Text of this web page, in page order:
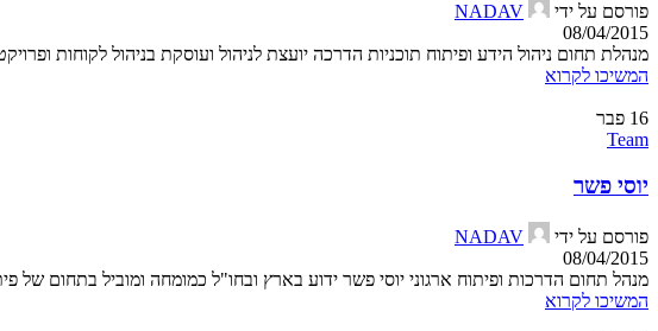
פורסם על ידי
NADAV
08/04/2015
מנהלת תחום ניהול הידע ופיתוח תוכניות הדרכה יועצת לניהול ועוסקת בניהול לקוחות
המשיכו לקרוא
16 פבר
Team
יוסי פשר
פורסם על ידי
NADAV
08/04/2015
מנהל תחום הדרכות ופיתוח ארגוני יוסי פשר ידוע בארץ ובחו"ל כמומחה ומוביל בתחום של
המשיכו לקרוא